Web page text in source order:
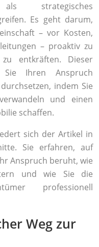
strategisches
Es geht darum,
– vor Kosten,
– proaktiv zu
entkräften. Dieser
Ihren Anspruch
indem Sie
und einen
schaffen.
sich der Artikel in
Sie erfahren, auf
Anspruch beruht, wie
und wie Sie die
professionell
Weg zur